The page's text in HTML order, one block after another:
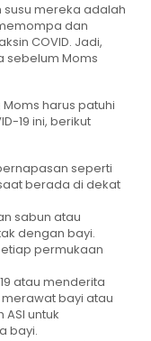
mereka adalah
dan
COVID. Jadi,
sebelum Moms
harus patuhi
19 ini, berikut
seperti
berada di dekat
sabun atau
dengan bayi.
permukaan
atau menderita
bayi atau
untuk
bayi.